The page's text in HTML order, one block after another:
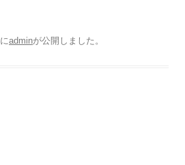
にadminが公開しました 。